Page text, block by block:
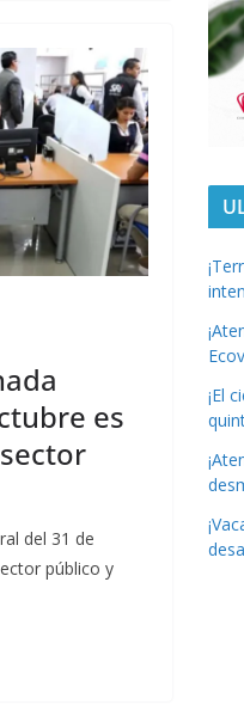
es
del 31 de
público y
¡El